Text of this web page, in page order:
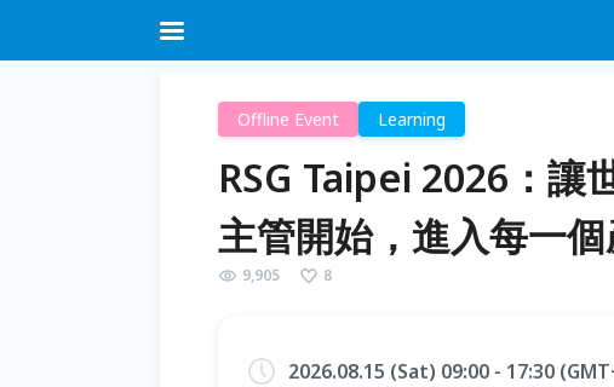
Offline Event Learning
RSG Taipei 2026：讓
主管開始，進入每一個
9,905 8
2026.08.15 (Sat) 09:00 - 17:30